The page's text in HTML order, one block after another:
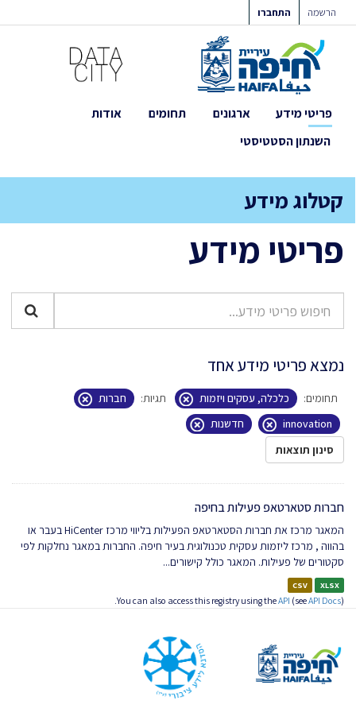
לתוכן
התחברו הרשמה
פריטי מידע ארגונים תחומים
אודות
השנתון הסטטיסטי
קטלוג מידע
פריטי מידע
נמצא פריטי מידע אחד
תחומים: כלכלה, עסקים ויזמות תגיות:
חברות
innovation
חדשנות
סינון תוצאות
חברות סטארטאפ פעילות בחיפה
המאגר מרכז את חברות הסטארטאפ הפעילות בליווי מרכז HiCenter בעבר או
בהווה , מרכז ליזמות עסקית טכנולוגית בעיר חיפה. החברות במאגר נחלקות לפי
סקטורים של פעילות. המאגר כולל קישורים...
CSV XLSX
You can also access this registry using theAPI (seeAPI Docs).